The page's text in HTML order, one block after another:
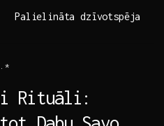
Palielināta dzīvotspēja
Rituāli: